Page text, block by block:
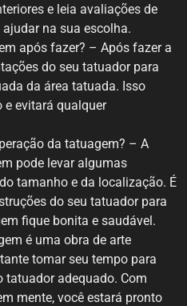
e leia avaliações de
na sua escolha.
após fazer? – Após fazer a
do seu tatuador para
da área tatuada. Isso
e evitará qualquer
da tatuagem? – A
pode levar algumas
tamanho e da localização. É
do seu tatuador para
fique bonita e saudável.
é uma obra de arte
tomar seu tempo para
tatuador adequado. Com
mente, você estará pronto